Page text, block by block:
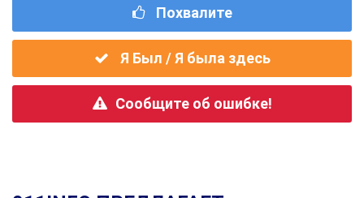
Похвалите
Я Был / Я была здесь
Сообщите об ошибке!